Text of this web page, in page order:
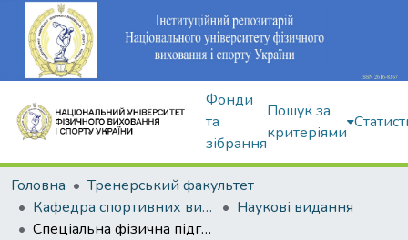
Фонди
та
зібрання
Пошук за
критеріями
Головна
Тренерський факультет
Кафедра спортивних видів гімнастики
Наукові видання
Спеціальна фізична підготовка нижніх акробатів на етапі попередньої базової підготовки